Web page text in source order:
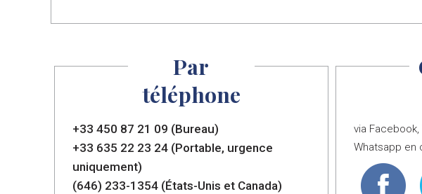
Par
téléphone
+33 450 87 21 09 (Bureau)
+33 635 22 23 24 (Portable, urgence
uniquement)
(646) 233-1354 (États-Unis et Canada)
via
Whatsapp en